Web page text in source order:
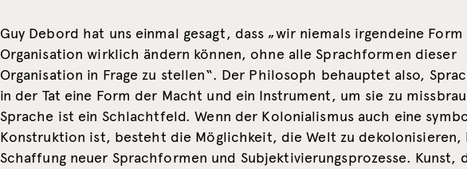
Guy Debord hat uns einmal gesagt, dass „wir niemals irgendeine
Organisation wirklich ändern können, ohne alle Sprachformen dieser
Organisation in Frage zu stellen“. Der Philosoph behauptet also,
in der Tat eine Form der Macht und ein Instrument, um sie zu
Sprache ist ein Schlachtfeld. Wenn der Kolonialismus auch eine
Konstruktion ist, besteht die Möglichkeit, die Welt zu dekolonisieren,
Schaffung neuer Sprachformen und Subjektivierungsprozesse. Kunst,